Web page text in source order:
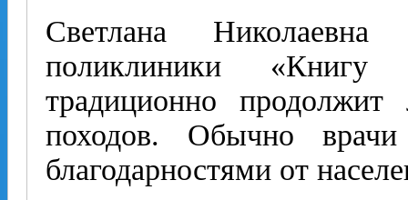
Светлана
поликлиники «Книгу
традиционно
походов. Обычно
благодарностями от